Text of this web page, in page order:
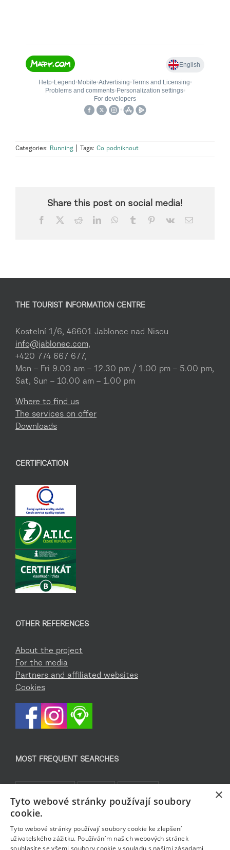
Categories: Running Tags: Co podniknout
Share this post on social media!
Facebook RedditLinkedInWhatsApp
Tumblr Pinterest
Vk Email
THE TOURIST INFORMATION CENTRE
Kostelní 1/6, 46601 Jablonec nad Nisou
info@jablonec.com,
+420 774 667 677,
Mon – Fri 9.00 am – 12.30 pm / 1.00 pm – 5.00 pm,
Sat, Sun – 10.00 am – 1.00 pm
Where to find us
The services on offer
Downloads
CERTIFICATION
OTHER REFERENCES
About the project
For the media
Partners and affiliated websites
Cookies
MOST FREQUENT SEARCHES
TOP 5 Jablonecké moře
Sklo a bižuterie Bez bariér Rozhledny Pěšky
×
Tyto webové stránky používají soubory
cookie.
Tyto webové stránky používají soubory cookie ke zlepšení
uživatelského zážitku. Používáním našich webových stránek
souhlasíte se všemi soubory cookie v souladu s našimi zásadami